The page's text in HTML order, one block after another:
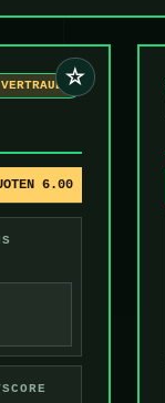
☆
6.00